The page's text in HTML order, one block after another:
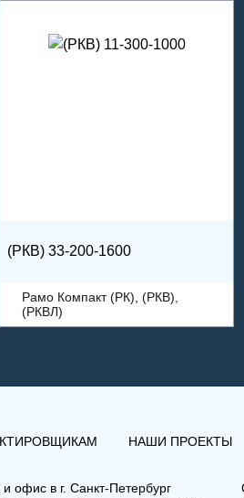
(РКВ) 33-200-1600
Рамо Компакт (РК), (РКВ),
(РКВЛ)
НАШИ ПРОЕКТЫ
и офис в г. Санкт-Петербург